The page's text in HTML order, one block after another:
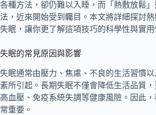
各種方法，卻仍難以入睡，而「熱敷放鬆
法，近來開始受到矚目。本文將詳細探討
失眠，讓你更了解這項技巧的科學性與實用
失眠的常見原因與影響
失眠通常由壓力、焦慮、不良的生活習慣
素所引起。長期失眠不僅會降低生活品質，
高血壓、免疫系統失調等健康風險。因此
常重要。